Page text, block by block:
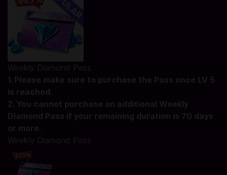
Weekly Diamond Pass
1. Please make sure to purchase the Pass once LV 5
is reached.
2. You cannot purchase an additional Weekly
Diamond Pass if your remaining duration is 70 days
or more.
Weekly Diamond Pass